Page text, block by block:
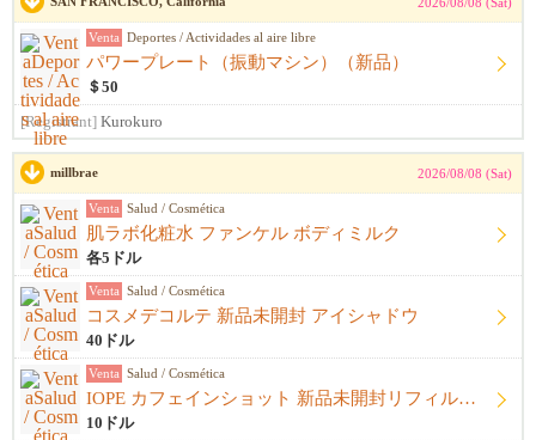
Venta Deportes / Actividades al aire libre
パワープレート（振動マシン）（新品）
＄50
[Registrant] Kurokuro
millbrae 2026/08/08 (Sat)
Venta Salud / Cosmética
肌ラボ化粧水 ファンケル ボディミルク
各5ドル
Venta Salud / Cosmética
コスメデコルテ 新品未開封 アイシャドウ
40ドル
Venta Salud / Cosmética
IOPE カフェインショット 新品未開封リフィル＋開封済み本体
10ドル